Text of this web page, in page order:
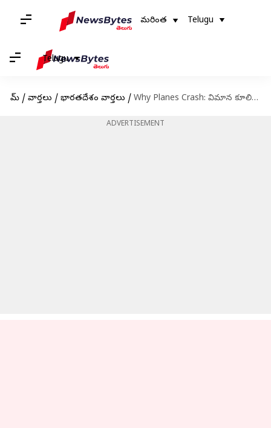
మరింత Telugu
Telugu
హోమ్ / వార్తలు / భారతదేశం వార్తలు / Why Planes Crash: విమాన కూలిపోడానికి గల కారణాలు ఏమిటి? ప్రమాదాలకు 4 ప్రధాన కారణాలు ఇవే..!
ADVERTISEMENT